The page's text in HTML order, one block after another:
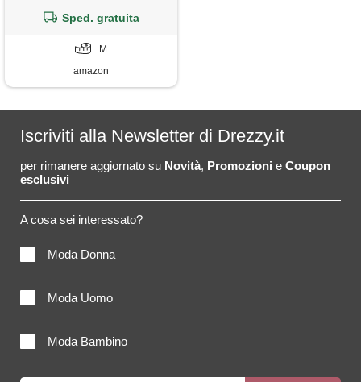
Sped. gratuita
M
amazon
Iscriviti alla Newsletter di Drezzy.it
per rimanere aggiornato su Novità, Promozioni e Coupon
esclusivi
A cosa sei interessato?
Moda Donna
Moda Uomo
Moda Bambino